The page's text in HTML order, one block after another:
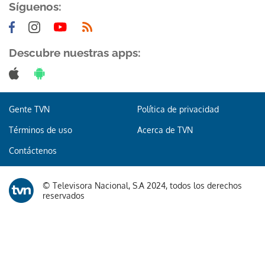
Síguenos:
Descubre nuestras apps:
Gente TVN Política de privacidad
Términos de uso Acerca de TVN
Contáctenos
© Televisora Nacional, S.A 2024, todos los derechos
reservados